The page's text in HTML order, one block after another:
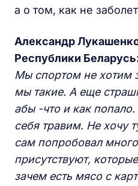
а о том, как не
Александр
Республики
Мы спортом не хотим
мы такие. А еще
абы -что и как
себя травим. Не хочу
сам попробовал
присутствуют,
зачем есть мясо с